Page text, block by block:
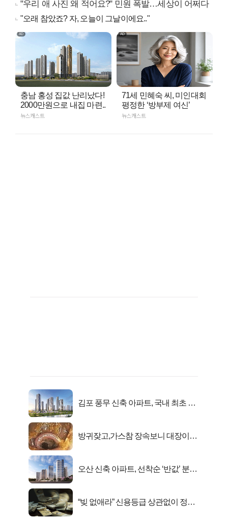
"우리 애 사진 왜 적어요?" 민원 폭발…세상이 어쩌다
"오래 참았죠? 자, 오늘이 그날이에요.."
충남 홍성 집값 난리났다!
2000만원으로 내집 마련..
뉴스캐스트
71세 민혜숙 씨, 미인대회
평정한 ‘방부제 여신’
뉴스캐스트
김포 풍무 신축 아파트, 국내 최초 반
방귀잦고,가스참 장속보니 대장이아
오산 신축 아파트, 선착순 ‘반값’ 분양
“빚 없애라” 신용등급 상관없이 정부